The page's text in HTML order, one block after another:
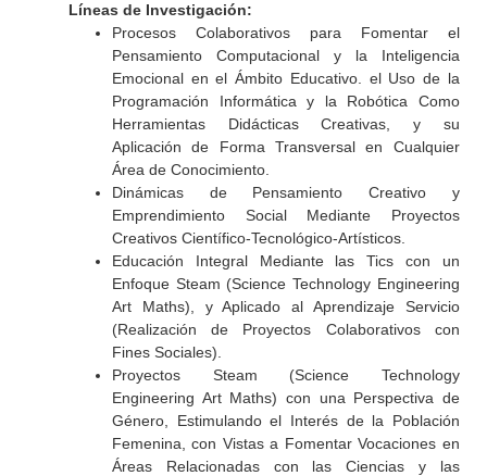
Líneas de Investigación:
Procesos Colaborativos para Fomentar el
Pensamiento Computacional y la Inteligencia
Emocional en el Ámbito Educativo. el Uso de la
Programación Informática y la Robótica Como
Herramientas Didácticas Creativas, y su
Aplicación de Forma Transversal en Cualquier
Área de Conocimiento.
Dinámicas de Pensamiento Creativo y
Emprendimiento Social Mediante Proyectos
Creativos Científico-Tecnológico-Artísticos.
Educación Integral Mediante las Tics con un
Enfoque Steam (Science Technology Engineering
Art Maths), y Aplicado al Aprendizaje Servicio
(Realización de Proyectos Colaborativos con
Fines Sociales).
Proyectos Steam (Science Technology
Engineering Art Maths) con una Perspectiva de
Género, Estimulando el Interés de la Población
Femenina, con Vistas a Fomentar Vocaciones en
Áreas Relacionadas con las Ciencias y las